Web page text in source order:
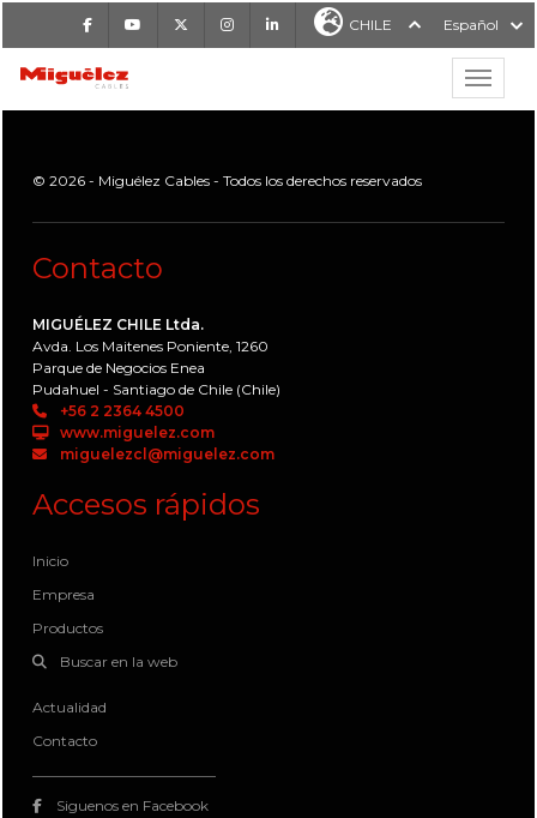
FacebookYoutube InstagramLinkedIn CHILE Español
MIGUÉLEZ CABLES
© 2026 - Miguélez Cables - Todos los derechos reservados
Contacto
MIGUÉLEZ CHILE Ltda.
Avda. Los Maitenes Poniente, 1260
Parque de Negocios Enea
Pudahuel - Santiago de Chile (Chile)
+56 2 2364 4500
www.miguelez.com
miguelezcl@miguelez.com
Accesos rápidos
Inicio
Empresa
Productos
Buscar en la web
Actualidad
Contacto
Siguenos en Facebook